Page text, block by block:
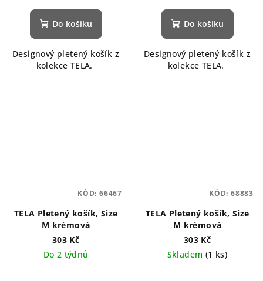
Do košíku
Designový pletený košík z
kolekce TELA.
Do košíku
Designový pletený košík z
kolekce TELA.
TELA Pletený košík, Size
M krémová
303 Kč
Do 2 týdnů
KÓD: 66467
TELA Pletený košík, Size
M krémová
303 Kč
Skladem (1 ks)
KÓD: 68883